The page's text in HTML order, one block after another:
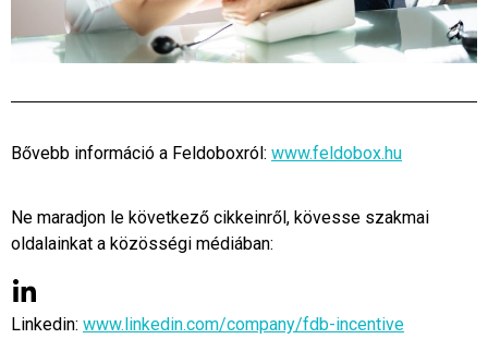
Bővebb információ a Feldoboxról: www.feldobox.hu
Ne maradjon le következő cikkeinről, kövesse szakmai
oldalainkat a közösségi médiában:
Linkedin: www.linkedin.com/company/fdb-incentive